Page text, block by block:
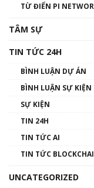
TỪ ĐIỂN PI
TÂM SỰ
TIN TỨC 24H
BÌNH LUẬN DỰ ÁN
BÌNH LUẬN SỰ KIỆN
SỰ KIỆN
TIN 24H
TIN TỨC AI
TIN TỨC
UNCATEGORIZED